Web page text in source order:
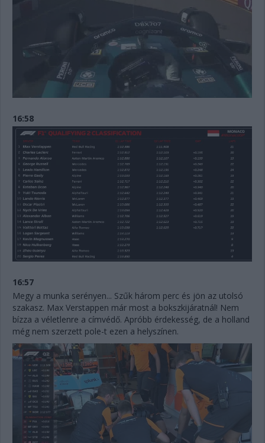
16:58
16:57
Megy a munka serényen... Szűk három perc és jön az utolsó
szakasz. Max Verstappen már most a bokszkijáratnál! Nem
bízza a véletlenre a címvédő. Apróbb érdekesség, de a holland
még nem szerzett pole-t ezen a helyszínen.